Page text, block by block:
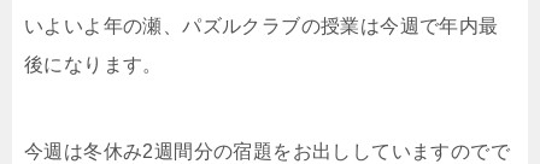
いよいよ年の瀬、パズルクラブの授業は今週で年内最
後になります。
今週は冬休み2週間分の宿題をお出ししていますのでで